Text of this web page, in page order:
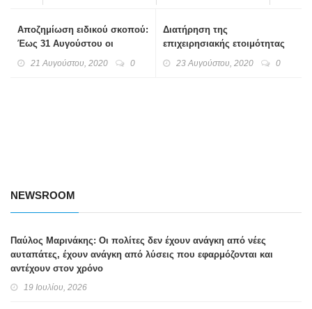
Αποζημίωση ειδικού σκοπού:
Έως 31 Αυγούστου οι
αιτήσεις επιχειρήσεων
21 Αυγούστου, 2020 0
Διατήρηση της
επιχειρησιακής ετοιμότητας
στο ύψιστο επίπεδο
23 Αυγούστου, 2020 0
NEWSROOM
Παύλος Μαρινάκης: Οι πολίτες δεν έχουν ανάγκη από νέες
αυταπάτες, έχουν ανάγκη από λύσεις που εφαρμόζονται και
αντέχουν στον χρόνο
19 Ιουλίου, 2026